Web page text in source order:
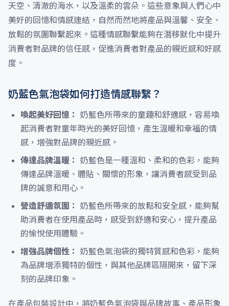
天空、清澈的海水，以及溫柔的雲朵。這些意象與人們心中
美好的回憶和情感連結，自然而然地將產品與溫馨、安全、
放鬆的氛圍聯繫起來。這種情感聯繫能夠在潛移默化中提升
消費者對品牌的信任感，促進消費者對產品的親近感和好感
度。
奶藍色氣泡袋如何打造情感聯繫？
喚起美好回憶： 奶藍色所帶來的童趣和舒適感，容易喚
起消費者對童年時光的美好回憶，產生溫暖和幸福的情
感，增強對品牌的親近感。
傳達品牌溫暖： 奶藍色是一種溫和、柔和的色彩，能夠
傳達品牌溫暖、體貼、關懷的形象，讓消費者感受到品
牌的誠意和用心。
營造舒適氛圍： 奶藍色所帶來的放鬆和安全感，能夠幫
助消費者在使用產品時，感受到舒適和安心，提升產品
的愉悅使用體驗。
增強品牌個性： 奶藍色氣泡袋的獨特質感和色彩，能夠
為品牌增添獨特的個性，與其他品牌區隔開來，留下深
刻的品牌印象。
在產品包裝設計中，將奶藍色氣泡袋與品牌故事、產品形象